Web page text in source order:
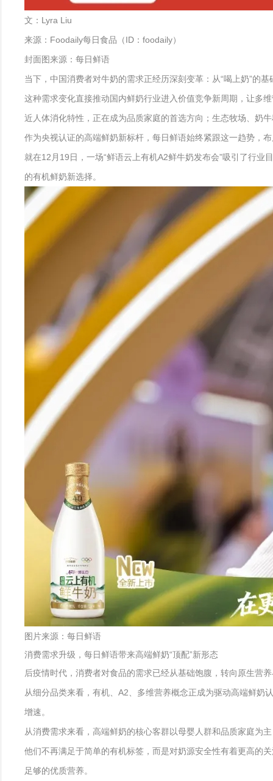
文：Lyra Liu
来源：Foodaily每日食品（ID：foodaily）
封面图来源：每日鲜语
当下，中国消费者对牛奶的需求正经历深刻变革：从“喝上奶”的
这种需求变化直接推动国内鲜奶行业进入价值竞争新周期，让多
近人体消化特性，正在成为品质家庭的首选方向；生态牧场、奶
作为央视认证的高端鲜奶新标杆，每日鲜语始终紧跟这一趋势，
就在12月19日，一场“鲜语云上有机A2鲜牛奶发布会”吸引了行
的有机鲜奶新选择。
图片来源：每日鲜语
消费需求升级，每日鲜语带来高端鲜奶“顶配”新形态
后疫情时代，消费者对食品的需求已经从基础饱腹，转向原生营
从细分品类来看，有机、A2、多维营养概念正成为驱动高端鲜
增速。
从消费需求来看，高端鲜奶的核心客群以母婴人群和品质家庭为
他们不再满足于简单的有机标签，而是对奶源安全性有着更高的
足够的优质营养。